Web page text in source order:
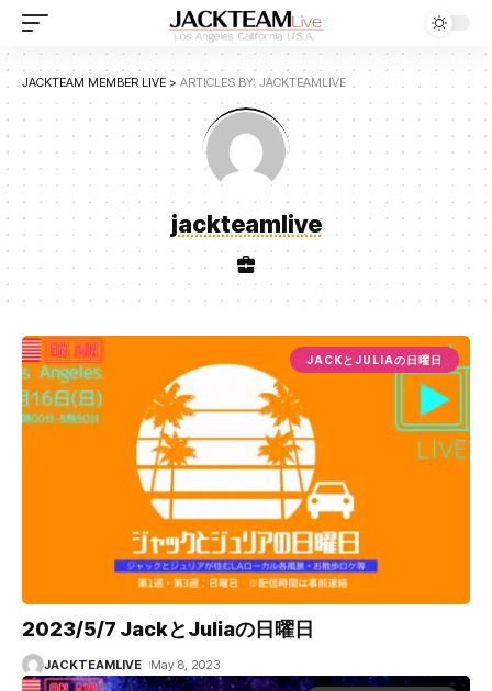
JACKTEAM MEMBER LIVE > ARTICLES BY: JACKTEAMLIVE
jackteamlive
JACKとJULIAの日曜日
2023/5/7 JackとJuliaの日曜日
JACKTEAMLIVE May 8, 2023